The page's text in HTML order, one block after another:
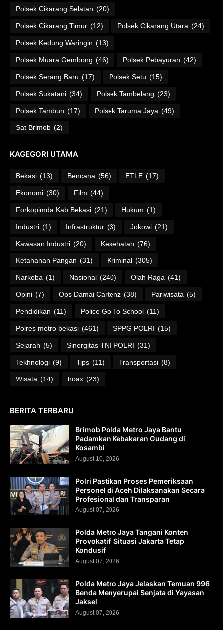
Polsek Cikarang Selatan (20)
Polsek Cikarang Timur (12) Polsek Cikarang Utara (24)
Polsek Kedung Waringin (13)
Polsek Muara Gembong (46) Polsek Pebayuran (42)
Polsek Serang Baru (17) Polsek Setu (15)
Polsek Sukatani (34) Polsek Tambelang (23)
Polsek Tambun (17) Polsek Taruma Jaya (49)
Sat Brimob (2)
KAGEGORI UTAMA
Bekasi (13) Bencana (56) ETLE (17)
Ekonomi (30) Film (44)
Forkopimda Kab Bekasi (21) Hukum (1)
Industri (1) Infrastruktur (3) Jokowi (21)
Kawasan Industri (20) Kesehatan (76)
Ketahanan Pangan (31) Kriminal (305)
Narkoba (1) Nasional (240) Olah Raga (41)
Opini (7) Ops Damai Cartenz (38) Pariwisata (5)
Pendidikan (11) Police Go To School (11)
Polres metro bekasi (461) SPPG POLRI (15)
Sejarah (5) Sinergitas TNI POLRI (31)
Tekhnologi (9) Tips (11) Transportasi (8)
Wisata (14) hoax (23)
BERITA TERBARU
Brimob Polda Metro Jaya Bantu
Padamkan Kebakaran Gudang di
Kosambi
August 10, 2026
Polri Pastikan Proses Pemeriksaan
Personel di Aceh Dilaksanakan Secara
Profesional dan Transparan
August 07, 2026
Polda Metro Jaya Tangani Konten
Provokatif, Situasi Jakarta Tetap
Kondusif
August 07, 2026
Polda Metro Jaya Jelaskan Temuan 996
Benda Menyerupai Senjata di Yayasan
Jaksel
August 07, 2026